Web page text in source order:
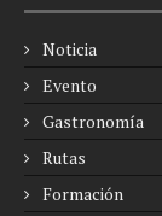
Noticia
Evento
Gastronomía
Rutas
Formación